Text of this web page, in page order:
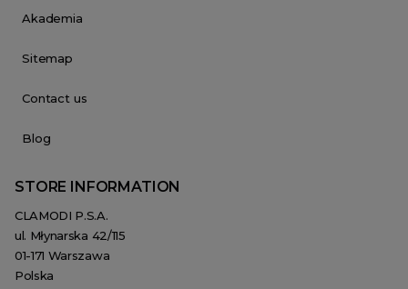
Akademia
Sitemap
Contact us
Blog
STORE INFORMATION
CLAMODI P.S.A.
ul. Młynarska 42/115
01-171 Warszawa
Polska